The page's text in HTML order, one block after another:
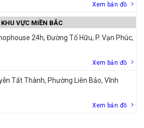
Xem bản đồ
KHU VỰC MIỀN BẮC
24h, Đường Tố Hữu, P. Vạn Phúc,
Xem bản đồ
Tất Thành, Phường Liên Bảo, Vĩnh
Xem bản đồ